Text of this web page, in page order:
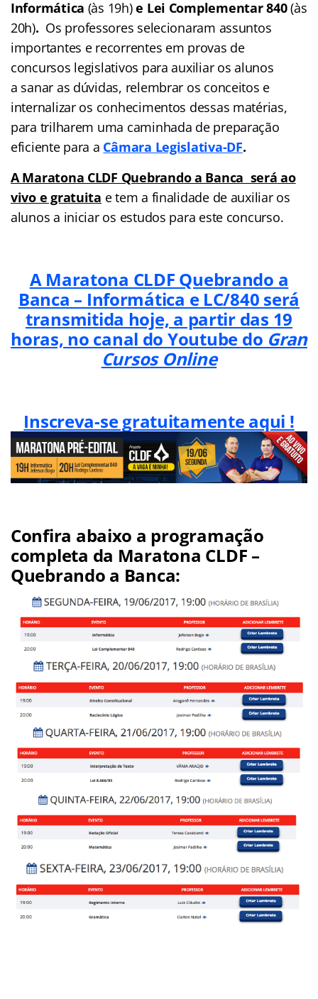
Informática (às 19h)e Lei Complementar 840(às
20h). Os professores selecionaram assuntos
importantes e recorrentes em provas de
concursos legislativos para auxiliar os alunos
a sanar as dúvidas, relembrar os conceitos e
internalizar os conhecimentos dessas matérias,
para trilharem uma caminhada de preparação
eficiente para a Câmara Legislativa-DF.
A Maratona CLDF Quebrando a Banca será ao
vivo e gratuita e tem a finalidade de auxiliar os
alunos a iniciar os estudos para este concurso.
A Maratona CLDF Quebrando a
Banca – Informática e LC/840 será
transmitida hoje, a partir das 19
horas, no canal do Youtube do Gran
Cursos Online
Inscreva-se gratuitamente aqui !
Confira abaixo a programação
completa da Maratona CLDF –
Quebrando a Banca: